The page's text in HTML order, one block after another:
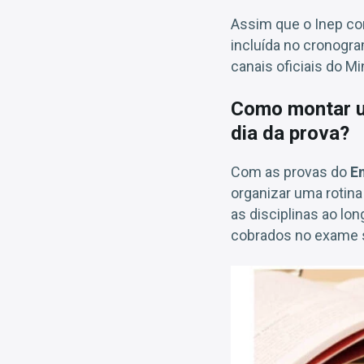
Assim que o Inep
incluída no
canais oficiais do
Como montar
dia da prova?
Com as provas do
organizar uma
as disciplinas ao
cobrados no exame